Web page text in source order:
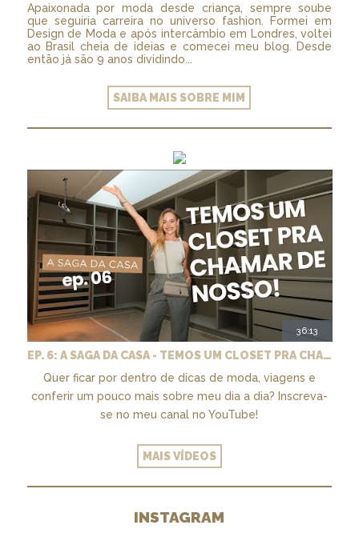
Apaixonada por moda desde criança, sempre soube
que seguiria carreira no universo fashion. Formei em
Design de Moda e após intercâmbio em Londres, voltei
ao Brasil cheia de ideias e comecei meu blog. Desde
então já são 9 anos dividindo...
SAIBA MAIS SOBRE MIM
36:13
EP. 6: A SAGA DA CASA - TEMOS UM CLOSET PRA CHAMAR DE NOSSO + MARCENARIA E PAISAGISMO
Quer ficar por dentro de dicas de moda, viagens e
conferir um pouco mais sobre meu dia a dia? Inscreva-
se no meu canal no YouTube!
MAIS VÍDEOS
INSTAGRAM